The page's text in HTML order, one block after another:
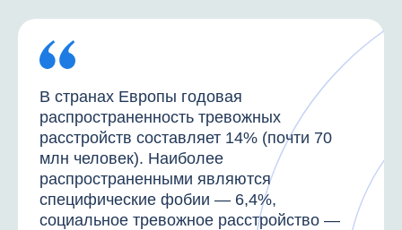
В странах Европы годовая
распространенность тревожных
расстройств составляет 14% (почти 70
млн человек). Наиболее
распространенными являются
специфические фобии — 6,4%,
социальное тревожное расстройство —